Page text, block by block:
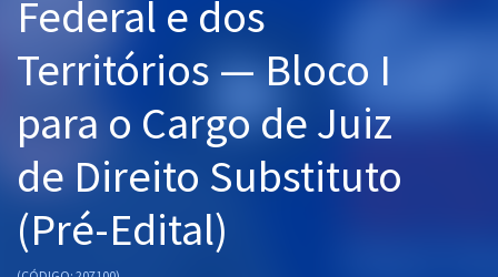
OAB
Mentorias
Questões grátis
Conteúdo gratuito
Blog
Aprovados
Federal e dos
Territórios — Bloco I
para o Cargo de Juiz
de Direito Substituto
(Pré-Edital)